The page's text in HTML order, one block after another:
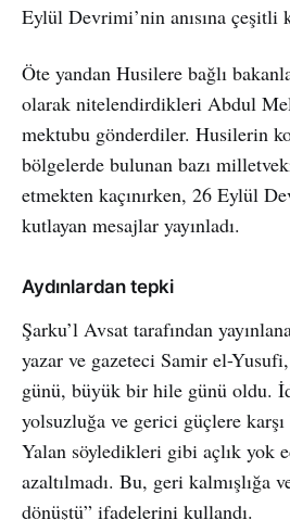
Eylül Devrimi’nin anısına çeşitli
Öte yandan Husilere bağlı
olarak nitelendirdikleri Abdul
mektubu gönderdiler. Husilerin
bölgelerde bulunan bazı
etmekten kaçınırken, 26 Eylül
kutlayan mesajlar yayınladı.
Aydınlardan tepki
Şarku’l Avsat tarafından
yazar ve gazeteci Samir el-
günü, büyük bir hile günü oldu.
yolsuzluğa ve gerici güçlere
Yalan söyledikleri gibi açlık yok
azaltılmadı. Bu, geri kalmışlığa
dönüştü” ifadelerini kullandı.